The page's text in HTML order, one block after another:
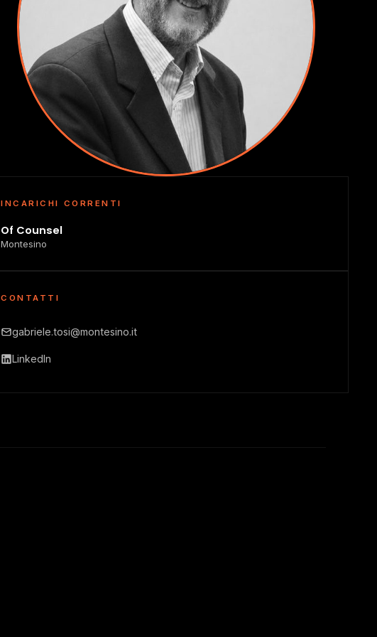
INCARICHI CORRENTI
Of Counsel
Montesino
CONTATTI
gabriele.tosi@montesino.it
LinkedIn